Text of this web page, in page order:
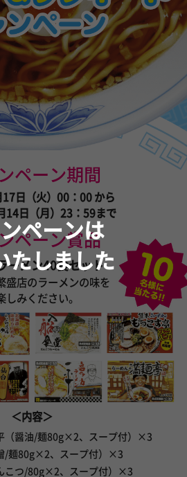
ペーンは
たしました
ペーン期間
日（火）00：00 から
14日（月）23：59まで
ペーン賞品
ーメン40食セット
盛店のラーメンの味を
しみください。
＜内容＞
（醤油/麺80g×2、スープ付）×3
/麺80g×2、スープ付）×3
こつ/80g×2、スープ付）×3